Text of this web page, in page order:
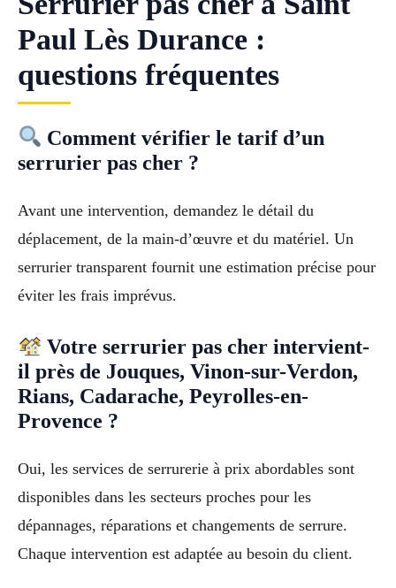
Paul Lès Durance :
questions fréquentes
Comment vérifier le tarif d’un
serrurier pas cher ?
Avant une intervention, demandez le détail du
déplacement, de la main-d’œuvre et du matériel. Un
serrurier transparent fournit une estimation précise pour
éviter les frais imprévus.
Votre serrurier pas cher intervient-
il près de Jouques, Vinon-sur-Verdon,
Rians, Cadarache, Peyrolles-en-
Provence ?
Oui, les services de serrurerie à prix abordables sont
disponibles dans les secteurs proches pour les
dépannages, réparations et changements de serrure.
Chaque intervention est adaptée au besoin du client.